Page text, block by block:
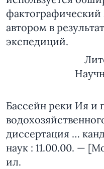
автором в
экспедиций.
Бассейн реки Ия и
диссертация …
наук : 11.00.00. —
ил.